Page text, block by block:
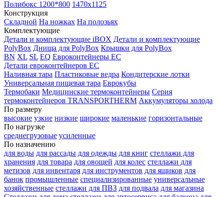
Полибокс 1200*800 1470х1125
Конструкция
Складной На ножках На полозьях
Комплектующие
Детали и комплектующие iBOX Детали и комплектующие
PolyBox Днища для PolyBox Крышки для PolyBox
BN XL SL EQ Евроконтейнеры EC
Детали евроконтейнеров EC
Наливная тара Пластиковые ведра Кондитерские лотки
Универсальная пищевая тара Еврокубы
Термобаки Медицинские термоконтейнеры Серия
термоконтейнеров TRANSPORTHERM Аккумуляторы холода
По размеру
высокие узкие низкие широкие маленькие горизонтальные
По нагрузке
среднегрузовые усиленные
По назначению
для воды для рассады для одежды для книг стеллажи для
хранения для товара для овощей для колес стеллажи для
метизов для инвентаря для инструментов для ящиков для
банок промышленные специализированные универсальные
хозяйственные стеллажи для ПВЗ для подвала для магазина